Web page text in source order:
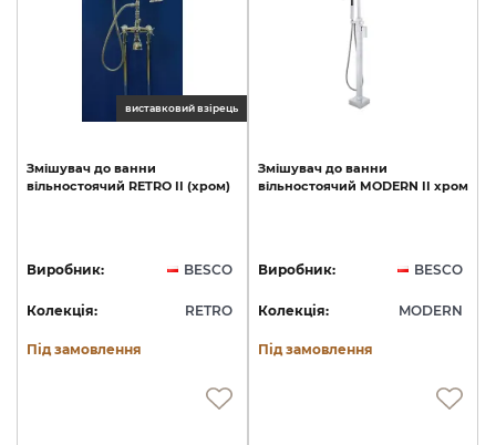
виставковий взірець
Змішувач до ванни
вільностоячий RETRO II (хром)
Виробник: BESCO
Колекція: RETRO
Під замовлення
Змішувач до ванни
вільностоячий MODERN II хром
Виробник: BESCO
Колекція: MODERN
Під замовлення